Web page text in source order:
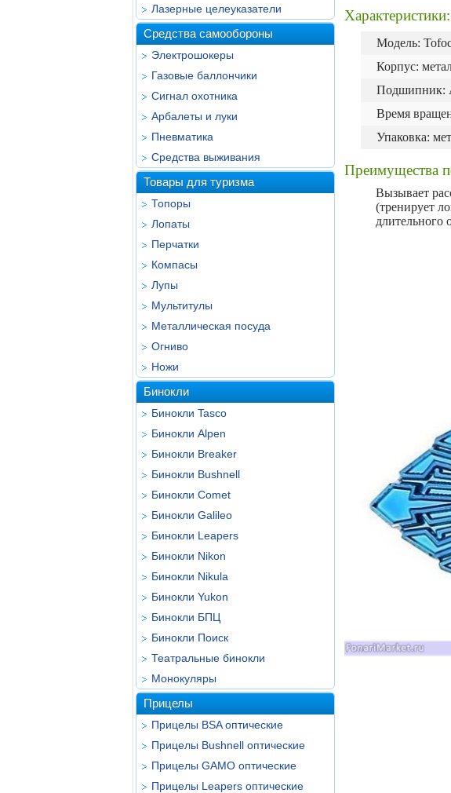
Лазерные целеуказатели
Средства самообороны
Электрошокеры
Газовые баллончики
Сигнал охотника
Арбалеты и луки
Пневматика
Средства выживания
Товары для туризма
Топоры
Лопаты
Перчатки
Компасы
Лупы
Мультитулы
Металлическая посуда
Огниво
Ножи
Бинокли
Бинокли Tasco
Бинокли Alpen
Бинокли Breaker
Бинокли Bushnell
Бинокли Comet
Бинокли Galileo
Бинокли Leapers
Бинокли Nikon
Бинокли Nikula
Бинокли Yukon
Бинокли БПЦ
Бинокли Поиск
Театральные бинокли
Монокуляры
Прицелы
Прицелы BSA оптические
Прицелы Bushnell оптические
Прицелы GAMO оптические
Прицелы Leapers оптические
Характеристики:
Модель:
Корпус:
Подшипник:
Время
Упаковка:
Преимущества
Вызывает
(тренирует
длительного